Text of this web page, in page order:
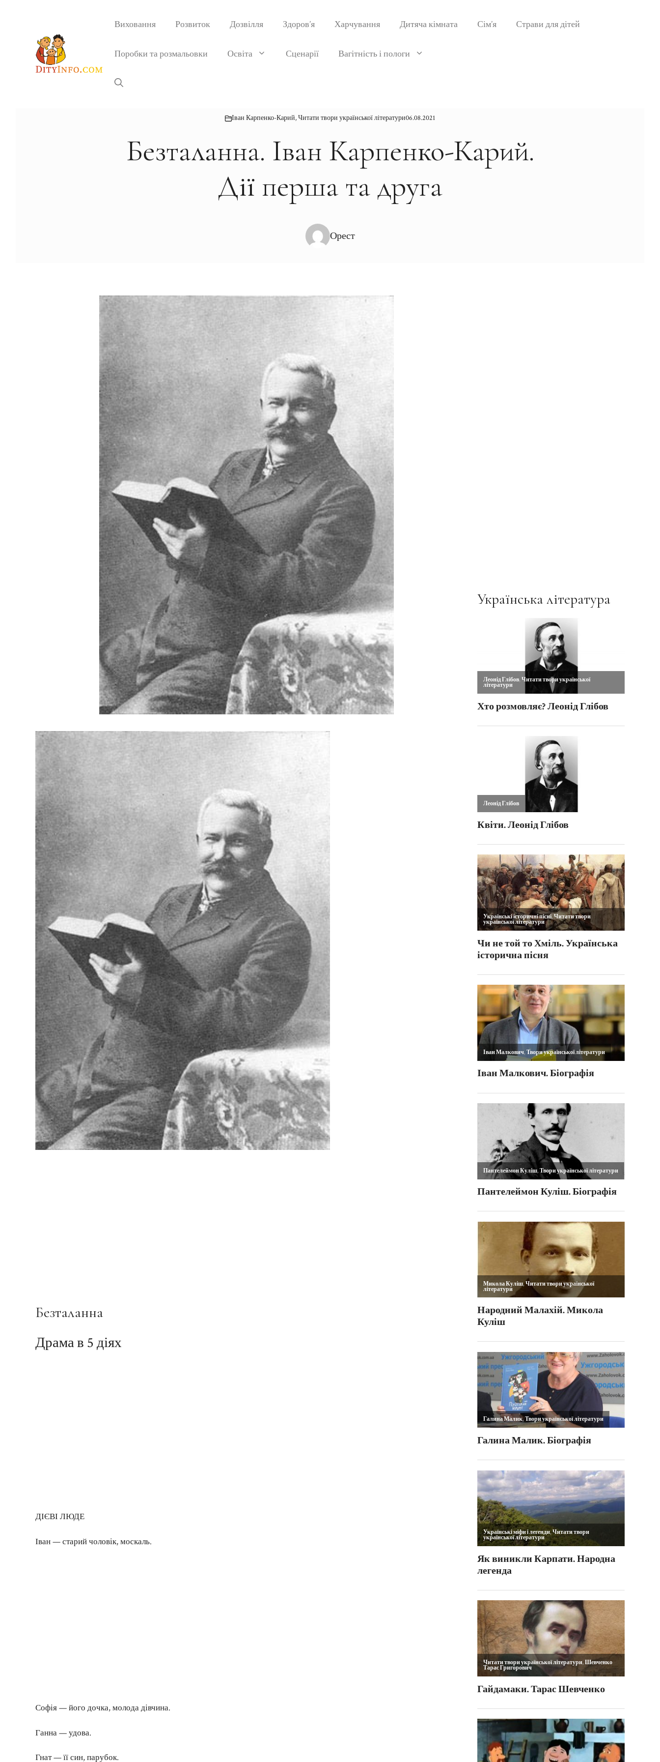
Виховання Розвиток Дозвілля Здоров’я Харчування Дитяча кімната Сім’я Страви для дітей
Поробки та розмальовки Освіта Сценарії Вагітність і пологи
Іван Карпенко-Карий,Читати твори української літератури06.08.2021
Безталанна. Іван Карпенко-Карий.
Дії перша та друга
Орест
Безталанна
Драма в 5 діях
ДІЄВІ ЛЮДЕ
Іван — старий чоловік, москаль.
Софія — його дочка, молода дівчина.
Ганна — удова.
Гнат — її син, парубок.
Українська література